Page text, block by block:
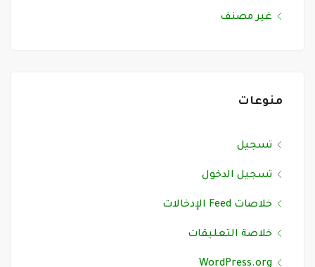
غير مصنف
منوعات
تسجيل
تسجيل الدخول
خلاصات Feed الإدخالات
خلاصة التعليقات
WordPress.org